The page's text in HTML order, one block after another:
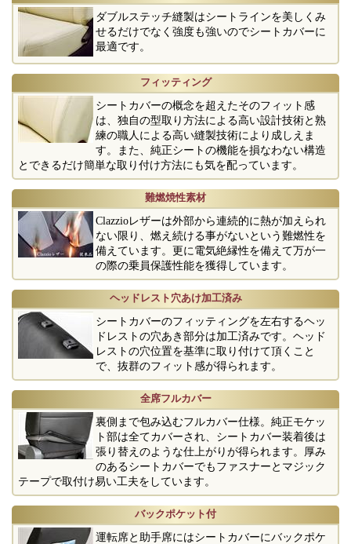
ダブルステッチ縫製はシートラインを美しくみ
せるだけでなく強度も強いのでシートカバーに
最適です。
フィッティング
シートカバーの概念を超えたそのフィット感
は、独自の型取り方法による高い設計技術と熟
練の職人による高い縫製技術により成しえま
す。また、純正シートの機能を損なわない構造
とできるだけ簡単な取り付け方法にも気を配っています。
難燃焼性素材
Clazzioレザーは外部から連続的に熱が加えられ
ない限り、燃え続ける事がないという難燃性を
備えています。更に電気絶縁性を備えて万が一
の際の乗員保護性能を獲得しています。
ヘッドレスト穴あけ加工済み
シートカバーのフィッティングを左右するヘッ
ドレストの穴あき部分は加工済みです。ヘッド
レストの穴位置を基準に取り付けて頂くこと
で、抜群のフィット感が得られます。
全席フルカバー
裏側まで包み込むフルカバー仕様。純正モケッ
ト部は全てカバーされ、シートカバー装着後は
張り替えのような仕上がりが得られます。厚み
のあるシートカバーでもファスナーとマジック
テープで取付け易い工夫をしています。
バックポケット付
運転席と助手席にはシートカバーにバックポケ